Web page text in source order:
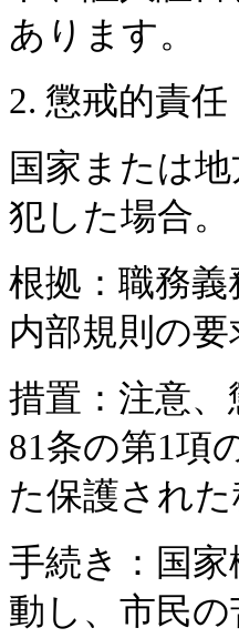
あります。
2. 懲戒的責任
国家または
犯した場合。
根拠：職務
内部規則の要
措置：注意
81条の第1項
た保護された
手続き：国
動し、市民